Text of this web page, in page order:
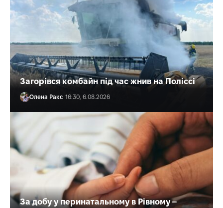
Загорівся комбайн під час жнив на Поліссі
Олена Ракс 16:30, 6.08.2026
За добу у перинатальному в Рівному –